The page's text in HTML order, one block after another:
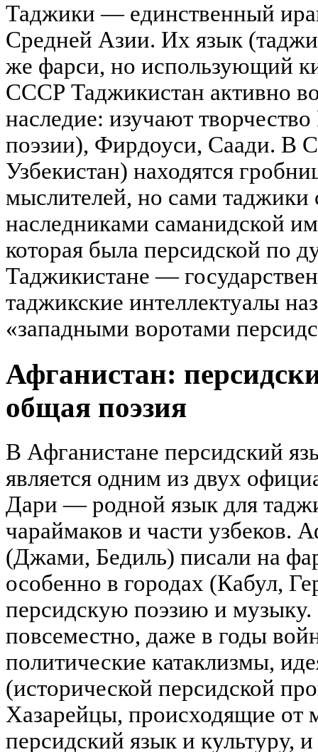
Таджики — единственный
Средней Азии. Их язык
же фарси, но использующий
СССР Таджикистан активно
наследие: изучают
поэзии), Фирдоуси, Саади. В
Узбекистан) находятся
мыслителей, но сами таджики
наследниками саманидской
которая была персидской по
Таджикистане —
таджикские интеллектуалы
«западными воротами
Афганистан:
общая поэзия
В Афганистане персидский
является одним из двух
Дари — родной язык для
чараймаков и части узбеков.
(Джами, Бедиль) писали на
особенно в городах (Кабул,
персидскую поэзию и
повсеместно, даже в годы
политические катаклизмы,
(исторической персидской
Хазарейцы, происходящие от
персидский язык и культуру,